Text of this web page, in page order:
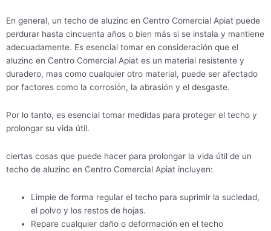
En general, un techo de aluzinc en Centro Comercial Apiat puede
perdurar hasta cincuenta años o bien más si se instala y mantiene
adecuadamente. Es esencial tomar en consideración que el
aluzinc en Centro Comercial Apiat es un material resistente y
duradero, mas como cualquier otro material, puede ser afectado
por factores como la corrosión, la abrasión y el desgaste.
Por lo tanto, es esencial tomar medidas para proteger el techo y
prolongar su vida útil.
ciertas cosas que puede hacer para prolongar la vida útil de un
techo de aluzinc en Centro Comercial Apiat incluyen:
Limpie de forma regular el techo para suprimir la suciedad,
el polvo y los restos de hojas.
Repare cualquier daño o deformación en el techo